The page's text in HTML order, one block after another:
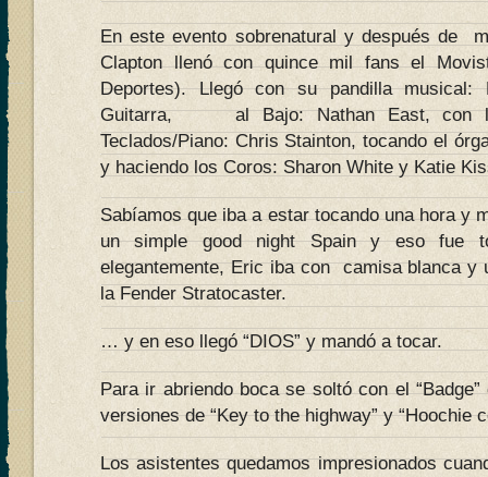
En este evento sobrenatural y después de
Clapton llenó con quince mil fans el
Deportes). Llegó con su pandilla
Guitarra, al Bajo: Nathan East, con la
Teclados/Piano: Chris Stainton, tocando el
y haciendo los Coros: Sharon White y Katie
Sabíamos que iba a estar tocando una hora y
un simple good night Spain y eso fue
elegantemente, Eric iba con camisa blanca y
la Fender Stratocaster.
… y en eso llegó “DIOS” y mandó a tocar.
Para ir abriendo boca se soltó con el
versiones de “Key to the highway” y “Hoochie
Los asistentes quedamos impresionados